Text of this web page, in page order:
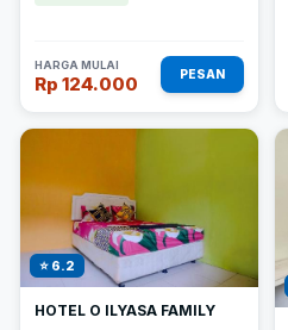
HARGA MULAI
Rp 124.000 PESAN
⭐ 6.2
HOTEL O ILYASA FAMILY